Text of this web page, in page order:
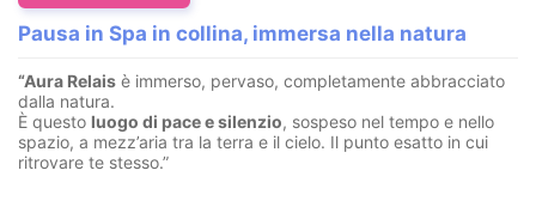
Pausa in Spa in collina, immersa nella natura
“Aura Relais è immerso, pervaso, completamente abbracciato
dalla natura.
È questo luogo di pace e silenzio, sospeso nel tempo e nello
spazio, a mezz’aria tra la terra e il cielo. Il punto esatto in cui
ritrovare te stesso.”